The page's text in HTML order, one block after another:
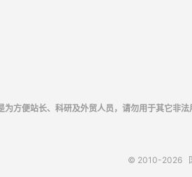
为方便站长、科研及外贸人员，请勿用于其它
© 2010-2026